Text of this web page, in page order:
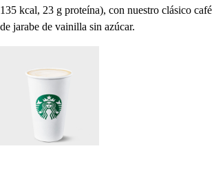
135 kcal, 23 g proteína), con nuestro clásico
de jarabe de vainilla sin azúcar.